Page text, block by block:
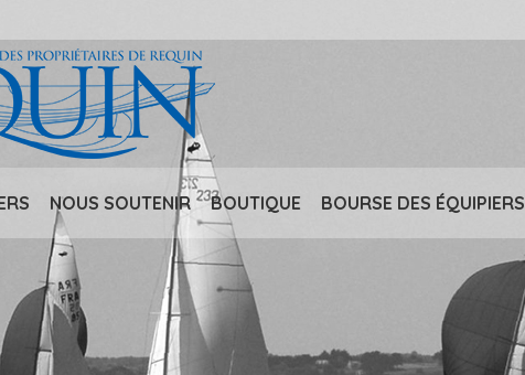
NOUS SOUTENIR BOUTIQUE BOURSE DES ÉQUIPIERS